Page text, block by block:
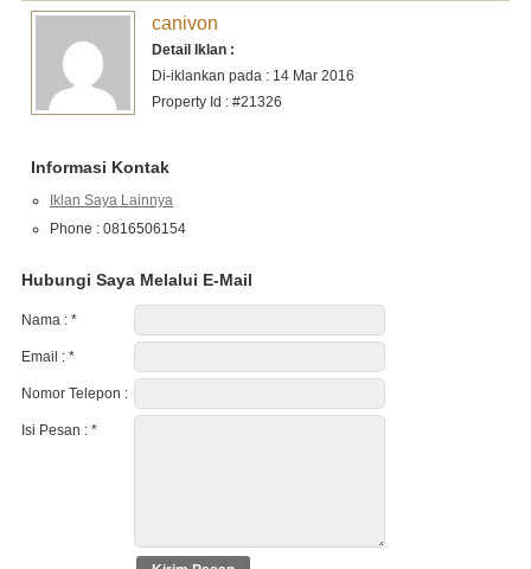
canivon
Detail Iklan :
Di-iklankan pada : 14 Mar 2016
Property Id : #21326
Informasi Kontak
Iklan Saya Lainnya
Phone : 0816506154
Hubungi Saya Melalui E-Mail
Nama : *
Email : *
Nomor Telepon :
Isi Pesan : *